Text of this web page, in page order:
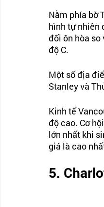
Nằm phía bờ
hình tự nhiên
đối ôn hòa
độ C.
Một số địa
Stanley và
Kinh tế
độ cao. Cơ
lớn nhất khi
giá là cao
5.